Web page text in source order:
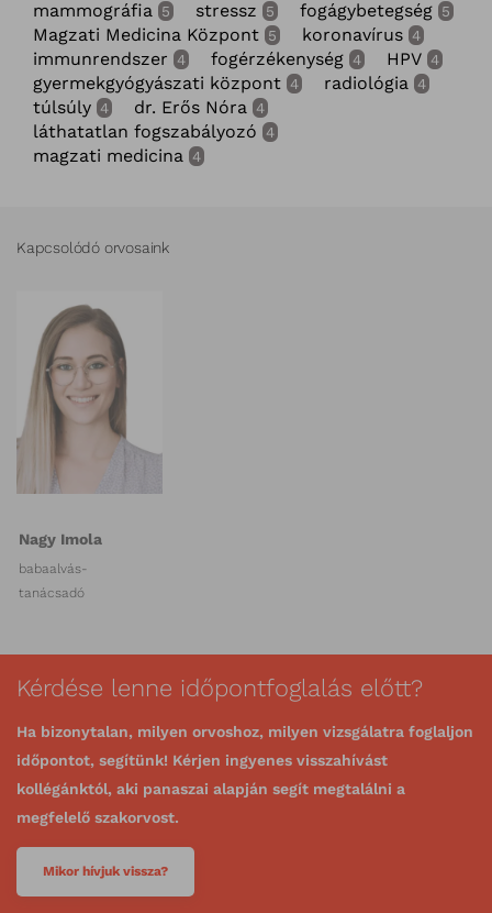
mammográfia 5 stressz 5 fogágybetegség 5
Magzati Medicina Központ 5 koronavírus 4
immunrendszer 4 fogérzékenység 4 HPV 4
gyermekgyógyászati központ 4 radiológia 4
túlsúly 4 dr. Erős Nóra 4
láthatatlan fogszabályozó 4
magzati medicina 4
Kapcsolódó orvosaink
Nagy Imola
babaalvás-
tanácsadó
Kérdése lenne időpontfoglalás előtt?
Ha bizonytalan, milyen orvoshoz, milyen vizsgálatra foglaljon
időpontot, segítünk! Kérjen ingyenes visszahívást
kollégánktól, aki panaszai alapján segít megtalálni a
megfelelő szakorvost.
Mikor hívjuk vissza?